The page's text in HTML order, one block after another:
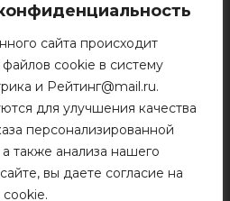
сайта происходит
cookie в систему
и Рейтинг@mail.ru.
для улучшения качества
персонализированной
также анализа нашего
вы даете согласие на
cookie.
Поиск